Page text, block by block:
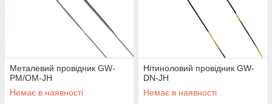
Металевий провідник GW-
PM/OM-JH
Немає в наявності
Нітиноловий провідник GW-
DN-JH
Немає в наявності